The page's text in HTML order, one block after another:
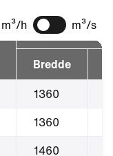
m³/h m³/s
Bredde
1360
1360
1460